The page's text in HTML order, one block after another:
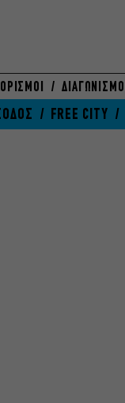
ΔΙΑΓΩΝΙΣΜΟΙ
FREE CITY